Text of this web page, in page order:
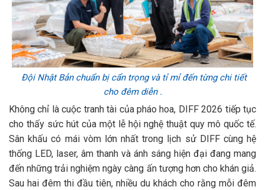
Đội Nhật Bản chuẩn bị cẩn trọng và tỉ mỉ đến từng chi tiết
cho đêm diễn .
Không chỉ là cuộc tranh tài của pháo hoa, DIFF 2026 tiếp tục
cho thấy sức hút của một lễ hội nghệ thuật quy mô quốc tế.
Sân khấu có mái vòm lớn nhất trong lịch sử DIFF cùng hệ
thống LED, laser, âm thanh và ánh sáng hiện đại đang mang
đến những trải nghiệm ngày càng ấn tượng hơn cho khán giả.
Sau hai đêm thi đầu tiên, nhiều du khách cho rằng mỗi đêm